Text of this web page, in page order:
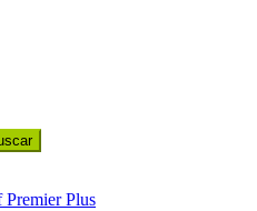
Premier Plus